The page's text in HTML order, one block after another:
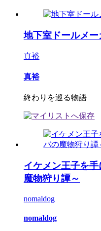
地下室ドールメー
真裕
真裕
終わりを巡る物語
イケメン王子を
魔物狩り譚～
nomaldog
nomaldog